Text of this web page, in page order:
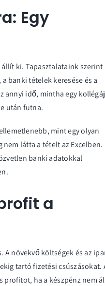
Egy
állít ki. Tapasztalataink szerint
banki tételek keresése és a
annyi idő, mintha egy
után futna.
mint egy olyan
látta a tételt az Excelben.
banki adatokkal
a
A növekvő költségek és az
tartó fizetési csúszásokat.
profitot, ha a készpénz nem